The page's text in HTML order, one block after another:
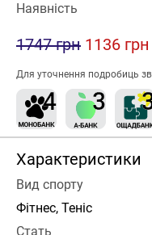
Наявність
1747 грн 1136 грн
Для уточнення подробиць
Характеристики
Вид спорту
Фітнес, Теніс
Стать